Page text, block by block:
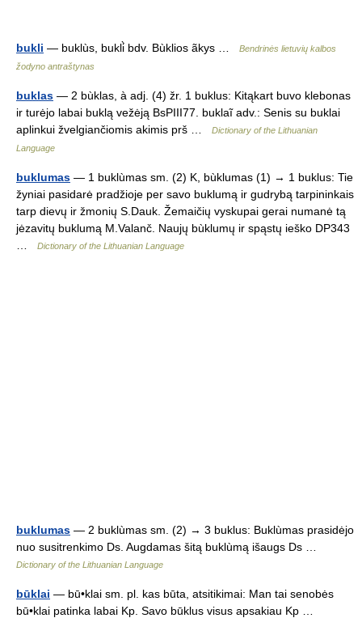
bukli — buklùs, bukli̇̀ bdv. Bùklios ãkys …
Bendrinės lietuvių kalbos
žodyno antraštynas
buklas — 2 bùklas, à adj. (4) žr. 1 buklus: Kitąkart buvo klebonas
ir turėjo labai buklą vežėją BsPIII77. buklaĩ adv.: Senis su buklai
aplinkui žvelgiančiomis akimis prš …
Dictionary of the Lithuanian
Language
buklumas — 1 buklùmas sm. (2) K, bùklumas (1) → 1 buklus: Tie
žyniai pasidarė pradžioje per savo buklumą ir gudrybą tarpininkais
tarp dievų ir žmonių S.Dauk. Žemaičių vyskupai gerai numanė tą
jėzavitų buklumą M.Valanč. Naujų bùklumų ir spąstų ieško DP343
Dictionary of the Lithuanian Language
buklumas — 2 buklùmas sm. (2) → 3 buklus: Buklùmas prasidėjo
nuo susitrenkimo Ds. Augdamas šitą buklùmą išaugs Ds …
Dictionary of the Lithuanian Language
būklai — bū•klai sm. pl. kas būta, atsitikimai: Man tai senobės
bū•klai patinka labai Kp. Savo būklus visus apsakiau Kp …